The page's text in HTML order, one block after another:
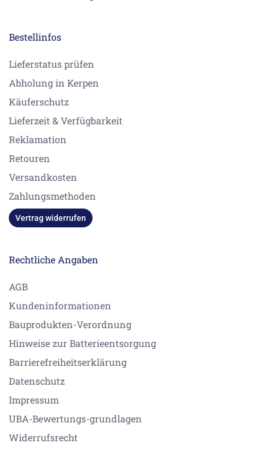
Bestellinfos
Lieferstatus prüfen
Abholung in Kerpen
Käuferschutz
Lieferzeit & Verfügbarkeit
Reklamation
Retouren
Versandkosten
Zahlungsmethoden
Vertrag widerrufen
Rechtliche Angaben
AGB
Kundeninformationen
Bauprodukten-Verordnung
Hinweise zur Batterieentsorgung
Barrierefreiheitserklärung
Datenschutz
Impressum
UBA-Bewertungs-grundlagen
Widerrufsrecht